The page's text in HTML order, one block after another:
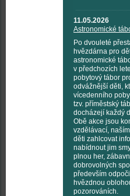
11.05.2026
Astronomické
Po dvouleté
hvězdárna pro
astronomické
v předchozích
pobytový tábor
odvážnější děti,
vícedenního
tzv. příměstský
docházejí každý
Obě akce jsou
vzdělávací,
děti zahlcovat
nabídnout jim
plnou her,
dobrovolných
především
hvězdnou
pozorováních.